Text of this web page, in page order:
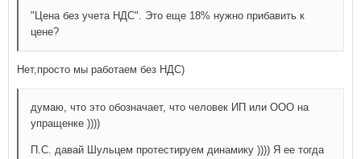
"Цена без учета НДС". Это еще 18% нужно прибавить к
цене?
Нет,просто мы работаем без НДС)
думаю, что это обозначает, что человек ИП или ООО на
упращенке ))))
П.С. давай Шульцем протестируем динамику )))) Я ее тогда